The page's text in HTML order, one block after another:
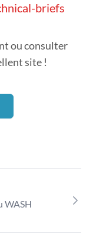
briefs
ou consulter
site !
WASH